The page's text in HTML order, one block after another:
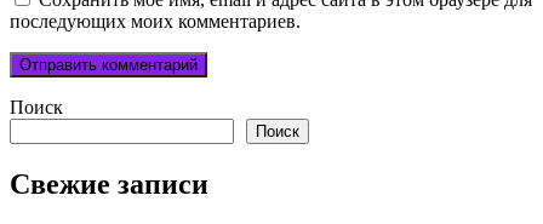
последующих моих комментариев.
Поиск
Поиск
Свежие записи